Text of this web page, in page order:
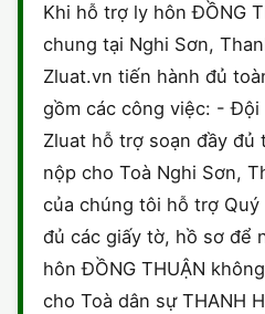
Khi hỗ trợ ly hôn ĐỒNG
chung tại Nghi Sơn,
Zluat.vn tiến hành đủ
gồm các công việc: -
Zluat hỗ trợ soạn đầy đủ
nộp cho Toà Nghi Sơn,
của chúng tôi hỗ trợ Quý
đủ các giấy tờ, hồ sơ để
hôn ĐỒNG THUẬN
cho Toà dân sự THANH